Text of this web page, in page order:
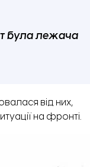
була лежача
від них,
на фронті.